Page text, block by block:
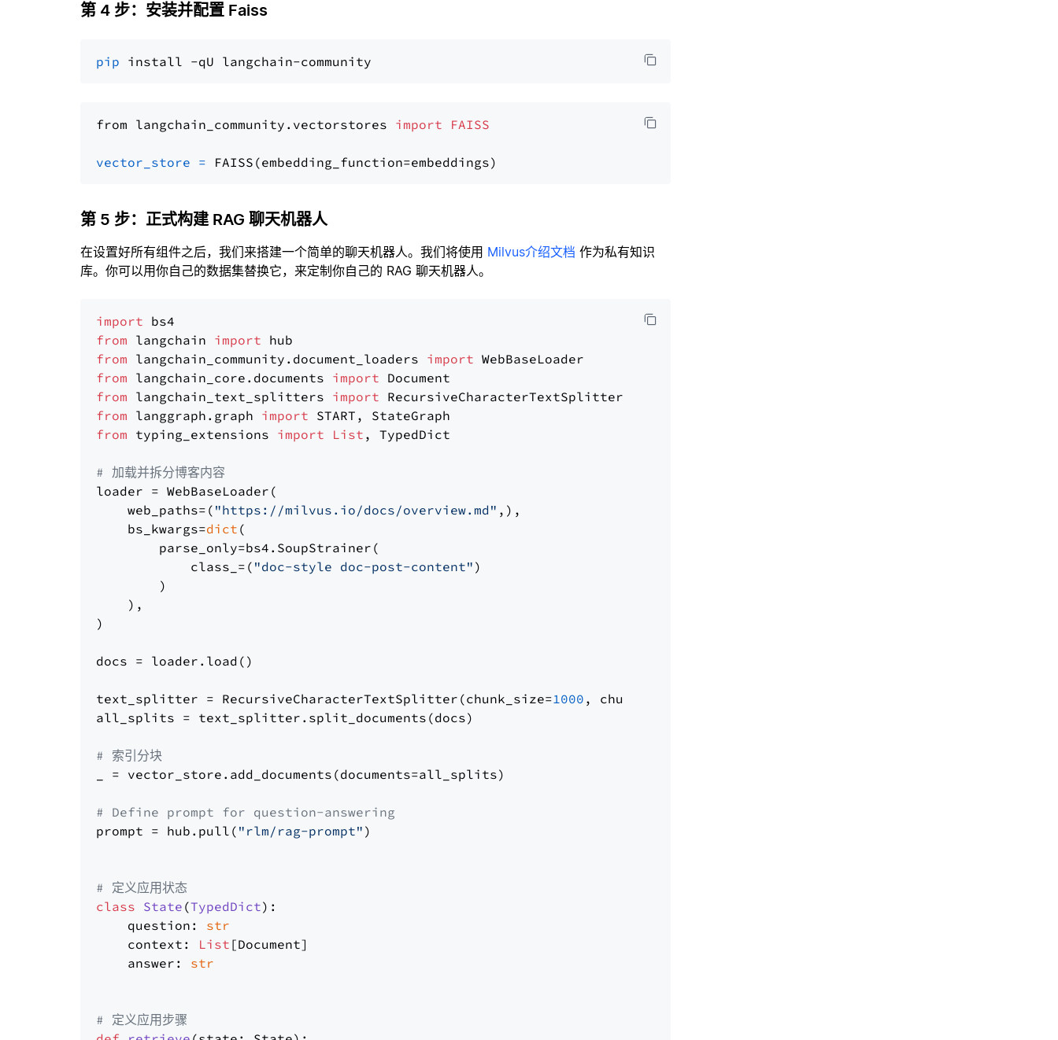
第 4 步：安装并配置 Faiss
pip
from langchain_community.vectorstores import FAISS
vector_store =
第 5 步：正式构建 RAG 聊天机器人
在设置好所有组件之后，我们来搭建一个简单的聊天机器人。我们将使用 Milvus介绍文档 作为私有知识
库。你可以用你自己的数据集替换它，来定制你自己的 RAG 聊天机器人。
import
from langchain import
from langchain_community.document_loaders import
from langchain_core.documents import
from langchain_text_splitters import
from langgraph.graph import
from typing_extensions import List , TypedDict
# 加载并拆分博客内容
loader = WebBaseLoader(
    web_paths=(
"https://milvus.io/docs/overview.md" ,),
    bs_kwargs=
dict (
        parse_only=bs4.SoupStrainer(
            class_=(
"doc-style doc-post-content" )
        )
    ),
)
docs = loader.load()
text_splitter = RecursiveCharacterTextSplitter(chunk_size=1000 , chunk_overlap=
all_splits = text_splitter.split_documents(docs)
# 索引分块
_ = vector_store.add_documents(documents=all_splits)
# Define prompt for question-answering
prompt = hub.pull( "rlm/rag-prompt" )
# 定义应用状态
class State (TypedDict):
    question:
str
    context:
List [Document]
    answer:
str
# 定义应用步骤